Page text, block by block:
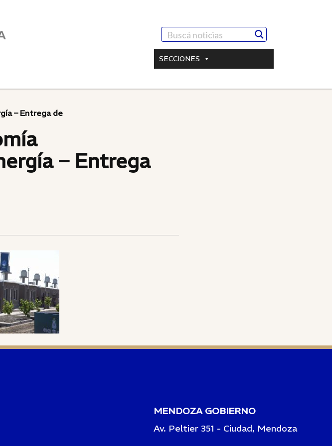
SECCIONES
– Entrega de
– Entrega
MENDOZA GOBIERNO
Av. Peltier 351 - Ciudad, Mendoza